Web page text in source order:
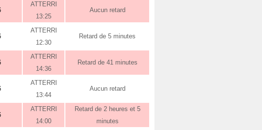
ATTERRI
13:25
Aucun retard
ATTERRI
12:30
Retard de 5 minutes
ATTERRI
14:36
Retard de 41 minutes
ATTERRI
13:44
Aucun retard
ATTERRI
14:00
Retard de 2 heures et 5
minutes